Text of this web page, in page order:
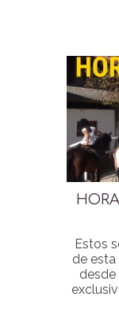
DEL
Estos
de esta
desde